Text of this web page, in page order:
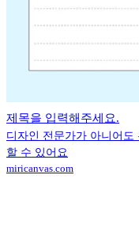
제목을 입력해주세요.
디자인 전문가가 아니어
할 수 있어요
miricanvas.com